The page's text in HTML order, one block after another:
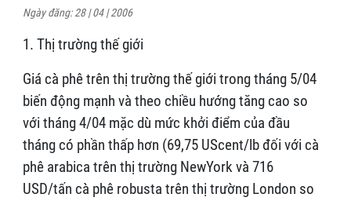
Ngày đăng: 28 | 04 | 2006
1. Thị trường thế giới
Giá cà phê trên thị trường thế giới trong tháng 5/04
biến động mạnh và theo chiều hướng tăng cao so
với tháng 4/04 mặc dù mức khởi điểm của đầu
tháng có phần thấp hơn (69,75 UScent/lb đối với cà
phê arabica trên thị trường NewYork và 716
USD/tấn cà phê robusta trên thị trường London so